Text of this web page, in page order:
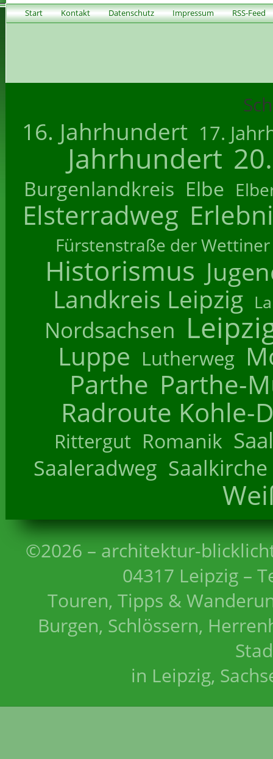
Start Kontakt Datenschutz Impressum RSS-Feed
16. Jahrhundert 17.
Jahrhundert
Burgenlandkreis Elbe
Elsterradweg
Fürstenstraße der Wettiner
Historismus
Landkreis Leipzig
Nordsachsen
Luppe Lutherweg
Parthe Parthe-
Radroute Kohle-
Rittergut Romanik
Saaleradweg Saalkirche
©2026 – architektur-
04317 Leipzig –
Touren, Tipps &
Burgen, Schlössern,
in Leipzig,